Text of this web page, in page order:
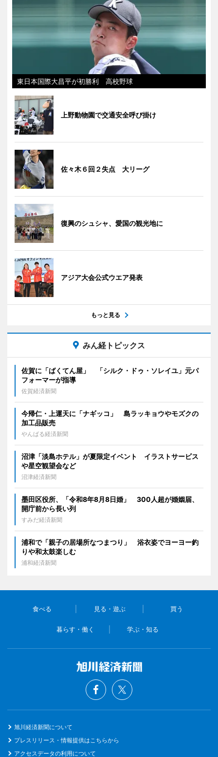
東日本国際大昌平が初勝利 高校野球
上野動物園で交通安全呼び掛け
佐々木６回２失点 大リーグ
復興のシュシャ、愛国の観光地に
アジア大会公式ウエア発表
もっと見る
みん経トピックス
佐賀に「ばくてん屋」 「シルク・ドゥ・ソレイユ」元パ
フォーマーが指導
佐賀経済新聞
今帰仁・上運天に「ナギッコ」 島ラッキョウやモズクの
加工品販売
やんばる経済新聞
沼津「淡島ホテル」が夏限定イベント イラストサービス
や星空観望会など
沼津経済新聞
墨田区役所、「令和8年8月8日婚」 300人超が婚姻届、
開庁前から長い列
すみだ経済新聞
浦和で「親子の居場所なつまつり」 浴衣姿でヨーヨー釣
りや和太鼓楽しむ
浦和経済新聞
食べる 見る・遊ぶ 買う
暮らす・働く 学ぶ・知る
旭川経済新聞について
プレスリリース・情報提供はこちらから
アクセスデータの利用について